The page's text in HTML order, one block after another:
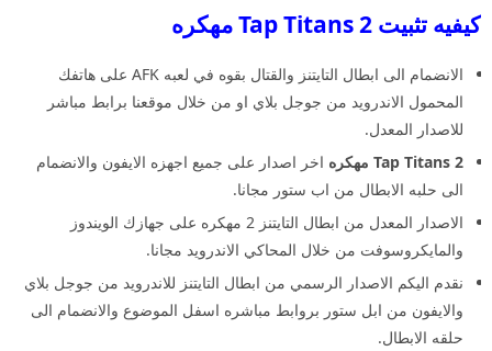
كيفيه تثبيت Tap Titans 2 مهكره
الانضمام الى ابطال التايتنز والقتال بقوه في لعبه AFK على هاتفك
المحمول الاندرويد من جوجل بلاي او من خلال موقعنا برابط مباشر
للاصدار المعدل.
Tap Titans 2 مهكره
اخر اصدار على جميع اجهزه الايفون والانضمام
الى حلبه الابطال من اب ستور مجانا.
الاصدار المعدل من ابطال التايتنز 2 مهكره على جهازك الويندوز
والمايكروسوفت من خلال المحاكي الاندرويد مجانا.
نقدم اليكم الاصدار الرسمي من ابطال التايتنز للاندرويد من جوجل بلاي
والايفون من ابل ستور بروابط مباشره اسفل الموضوع والانضمام الى
حلقه الابطال.